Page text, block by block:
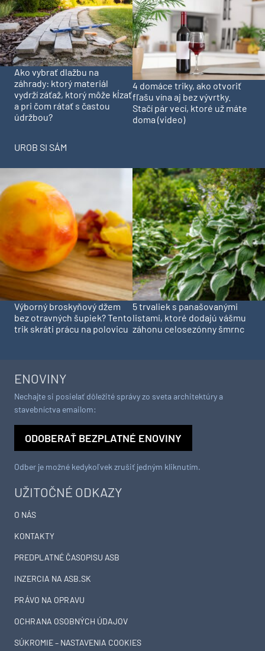
Ako vybrať dlažbu na
záhrady: ktorý materiál
vydrží záťaž, ktorý môže kĺzať
a pri čom rátať s častou
údržbou?
4 domáce triky, ako otvoriť
fľašu vína aj bez vývrtky.
Stačí pár vecí, ktoré už máte
doma (video)
UROB SI SÁM
Výborný broskyňový džem
bez otravných šupiek? Tento
trik skráti prácu na polovicu
5 trvaliek s panašovanými
listami, ktoré dodajú vášmu
záhonu celosezónny šmrnc
UŽITOČNÉ ODKAZY
O NÁS
KONTAKTY
PREDPLATNÉ ČASOPISU ASB
INZERCIA NA ASB.SK
PRÁVO NA OPRAVU
OCHRANA OSOBNÝCH ÚDAJOV
SÚKROMIE – NASTAVENIA COOKIES
ENOVINY
Nechajte si posielať dôležité správy zo sveta architektúry a
stavebníctva emailom:
ODOBERAŤ BEZPLATNÉ ENOVINY
Odber je možné kedykoľvek zrušiť jedným kliknutím.